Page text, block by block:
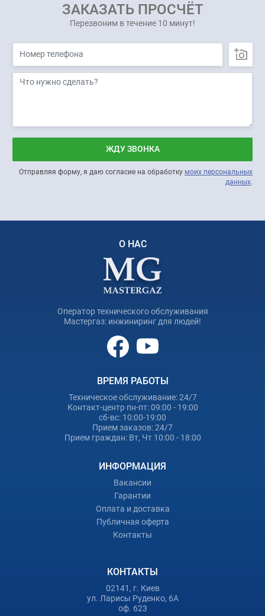
ЗАКАЗАТЬ ПРОСЧЁТ
Перезвоним в течение 10 минут!
ЖДУ ЗВОНКА
Отправляя форму, я даю согласие на обработку моих персональных
данных.
О НАС
Оператор технического обслуживания
Мастергаз: инжиниринг для людей!
ВРЕМЯ РАБОТЫ
Техническое обслуживание: 24/7
Контакт-центр пн-пт: 09:00 - 19:00
сб-вс: 10:00-19:00
Прием заказов: 24/7
Прием граждан: Вт, Чт 10:00 - 18:00
ИНФОРМАЦИЯ
Вакансии
Гарантии
Оплата и доставка
Публичная оферта
Контакты
КОНТАКТЫ
02141, г. Киев
ул. Ларисы Руденко, 6А
оф. 623